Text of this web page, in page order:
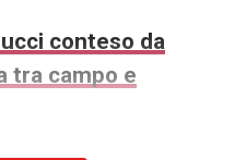
conteso da
tra campo e